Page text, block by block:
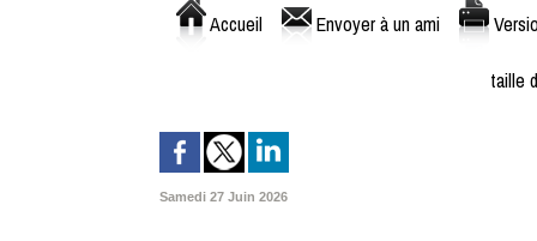
Accueil Envoyer à un ami
taille
Samedi 27 Juin 2026